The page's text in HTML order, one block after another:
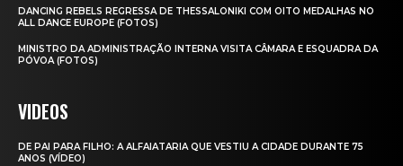
DANCING REBELS REGRESSA DE THESSALONIKI COM OITO MEDALHAS NO
ALL DANCE EUROPE (FOTOS)
MINISTRO DA ADMINISTRAÇÃO INTERNA VISITA CÂMARA E ESQUADRA DA
PÓVOA (FOTOS)
VIDEOS
DE PAI PARA FILHO: A ALFAIATARIA QUE VESTIU A CIDADE DURANTE 75
ANOS (VÍDEO)